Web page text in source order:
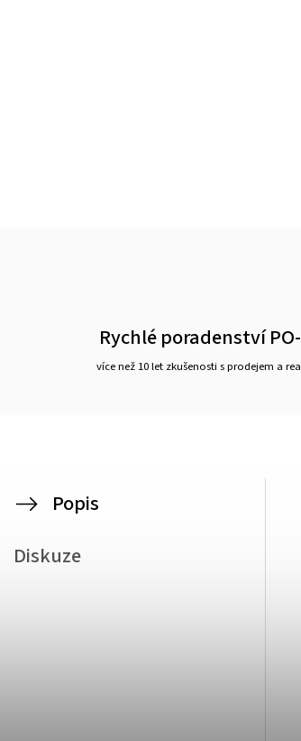
Rychlé poradenství
více než 10 let zkušenosti s prodejem a
Popis
Diskuze